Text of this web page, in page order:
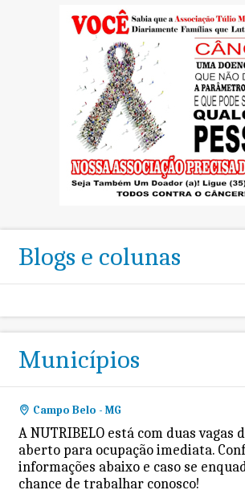
Blogs e colunas
Municípios
Campo Belo - MG
A NUTRIBELO está com duas vagas
aberto para ocupação imediata.
informações abaixo e caso se
chance de trabalhar conosco!